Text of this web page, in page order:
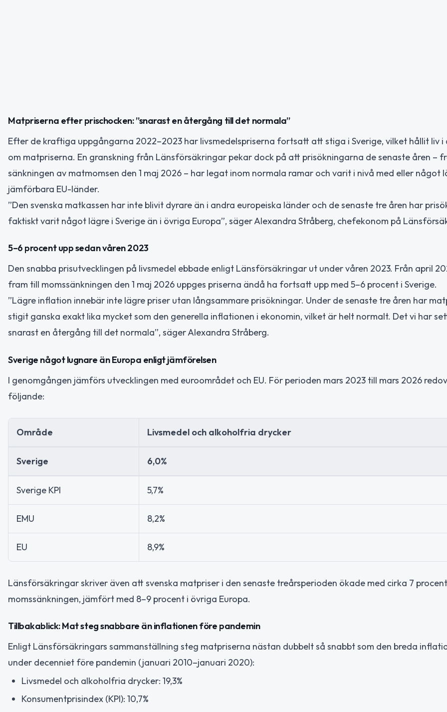
Matpriserna efter prischocken: ”snarast en återgång till det normala”
Efter de kraftiga uppgångarna 2022–2023 har livsmedelspriserna fortsatt att stiga i Sverige, vilket hållit liv i
om matpriserna. En granskning från Länsförsäkringar pekar dock på att prisökningarna de senaste åren –
sänkningen av matmomsen den 1 maj 2026 – har legat inom normala ramar och varit i nivå med eller något
jämförbara EU-länder.
”Den svenska matkassen har inte blivit dyrare än i andra europeiska länder och de senaste tre åren har
faktiskt varit något lägre i Sverige än i övriga Europa”, säger Alexandra Stråberg, chefekonom på
5–6 procent upp sedan våren 2023
Den snabba prisutvecklingen på livsmedel ebbade enligt Länsförsäkringar ut under våren 2023. Från april
fram till momssänkningen den 1 maj 2026 uppges priserna ändå ha fortsatt upp med 5–6 procent i Sverige.
”Lägre inflation innebär inte lägre priser utan långsammare prisökningar. Under de senaste tre åren har
stigit ganska exakt lika mycket som den generella inflationen i ekonomin, vilket är helt normalt. Det vi har
snarast en återgång till det normala”, säger Alexandra Stråberg.
Sverige något lugnare än Europa enligt jämförelsen
I genomgången jämförs utvecklingen med euroområdet och EU. För perioden mars 2023 till mars 2026
följande:
Område Livsmedel och alkoholfria drycker
Sverige 6,0%
Sverige KPI 5,7%
EMU 8,2%
EU 8,9%
Länsförsäkringar skriver även att svenska matpriser i den senaste treårsperioden ökade med cirka 7
momssänkningen, jämfört med 8–9 procent i övriga Europa.
Tillbakablick: Mat steg snabbare än inflationen före pandemin
Enligt Länsförsäkringars sammanställning steg matpriserna nästan dubbelt så snabbt som den breda
under decenniet före pandemin (januari 2010–januari 2020):
Livsmedel och alkoholfria drycker: 19,3%
Konsumentprisindex (KPI): 10,7%